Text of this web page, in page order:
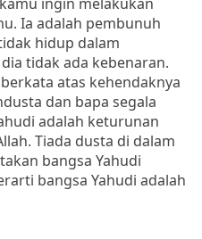
Ia adalah pembunuh
hidup dalam
tidak ada kebenaran.
atas kehendaknya
dan bapa segala
adalah keturunan
Tiada dusta di dalam
bangsa Yahudi
bangsa Yahudi adalah